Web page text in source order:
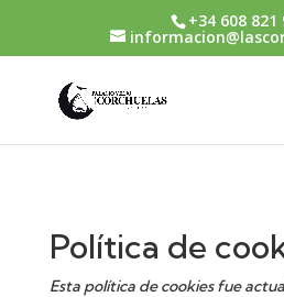
+34 608 821
Política de
Esta política de cookies fue